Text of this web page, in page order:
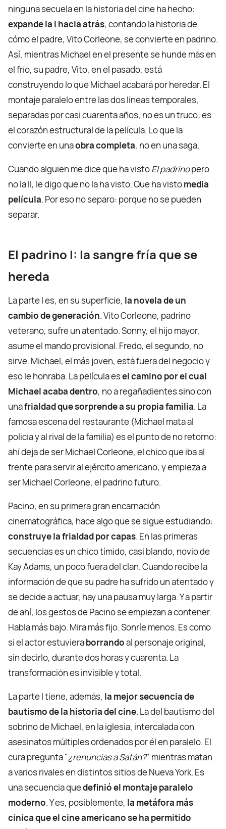
ninguna secuela en la historia del cine ha hecho:
expande la I hacia atrás, contando la historia de
cómo el padre, Vito Corleone, se convierte en padrino.
Así, mientras Michael en el presente se hunde más en
el frío, su padre, Vito, en el pasado, está
construyendo lo que Michael acabará por heredar. El
montaje paralelo entre las dos líneas temporales,
separadas por casi cuarenta años, no es un truco: es
el corazón estructural de la película. Lo que la
convierte en unaobra completa, no en una saga.
Cuando alguien me dice que ha vistoEl padrinopero
no la II, le digo que no la ha visto. Que ha vistomedia
película. Por eso no separo: porque no se pueden
separar.
El padrino I: la sangre fría que se
hereda
La parte I es, en su superficie, la novela de un
cambio de generación. Vito Corleone, padrino
veterano, sufre un atentado. Sonny, el hijo mayor,
asume el mando provisional. Fredo, el segundo, no
sirve. Michael, el más joven, está fuera del negocio y
eso le honraba. La película esel camino por el cual
Michael acaba dentro, no a regañadientes sino con
unafrialdad que sorprende a su propia familia. La
famosa escena del restaurante (Michael mata al
policía y al rival de la familia) es el punto de no retorno:
ahí deja de ser Michael Corleone, el chico que iba al
frente para servir al ejército americano, y empieza a
ser Michael Corleone, el padrino futuro.
Pacino, en su primera gran encarnación
cinematográfica, hace algo que se sigue estudiando:
construye la frialdad por capas. En las primeras
secuencias es un chico tímido, casi blando, novio de
Kay Adams, un poco fuera del clan. Cuando recibe la
información de que su padre ha sufrido un atentado y
se decide a actuar, hay una pausa muy larga. Y a partir
de ahí, los gestos de Pacino se empiezan a contener.
Habla más bajo. Mira más fijo. Sonríe menos. Es como
si el actor estuvieraborrandoal personaje original,
sin decirlo, durante dos horas y cuarenta. La
transformación es invisible y total.
La parte I tiene, además, la mejor secuencia de
bautismo de la historia del cine. La del bautismo del
sobrino de Michael, en la iglesia, intercalada con
asesinatos múltiples ordenados por él en paralelo. El
cura pregunta "¿renuncias a Satán?" mientras matan
a varios rivales en distintos sitios de Nueva York. Es
una secuencia quedefinió el montaje paralelo
moderno. Y es, posiblemente, la metáfora más
cínica que el cine americano se ha permitido